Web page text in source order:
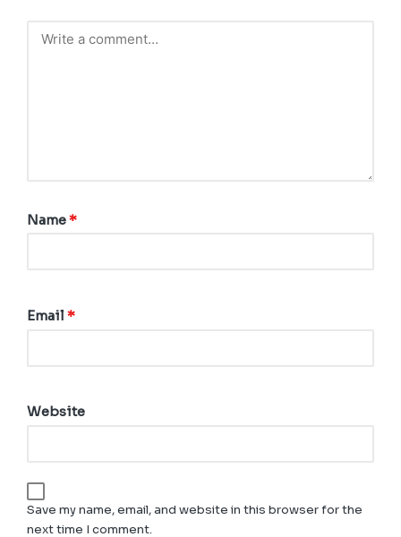
Name*
Email *
Website
Save my name, email, and website in this browser for the
next time I comment.